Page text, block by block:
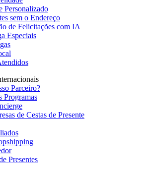
Personalizado
sem o Endereço
de Felicitações com IA
Especiais
Parceiro?
Programas
de Cestas de Presente
Presentes